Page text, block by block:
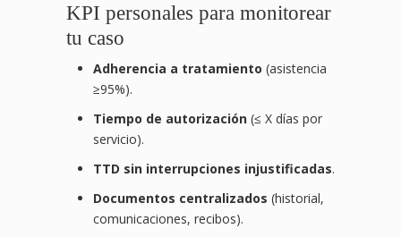
KPI personales para monitorear
tu caso
Adherencia a tratamiento (asistencia
≥95%).
Tiempo de autorización (≤ X días por
servicio).
TTD sin interrupciones injustificadas.
Documentos centralizados (historial,
comunicaciones, recibos).